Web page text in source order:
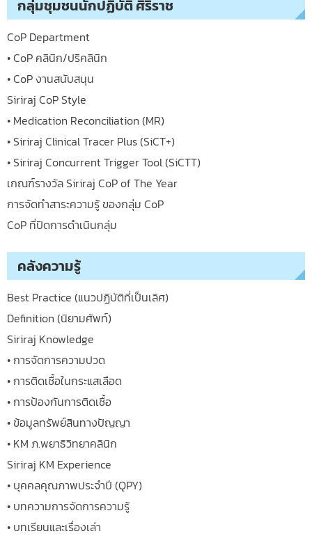
กลุ่มชุมชนนักปฏิบัติ ศิริราช
CoP Department
• CoP คลินิก/ปริคลินิก
• CoP งานสนับสนุน
Siriraj CoP Style
• Medication Reconciliation (MR)
• Siriraj Clinical Tracer Plus (SiCT+)
• Siriraj Concurrent Trigger Tool (SiCTT)
เกณฑ์รางวัล Siriraj CoP of The Year
การจัดทำสาระความรู้ ของกลุ่ม CoP
CoP ที่ปิดการดำเนินกลุ่ม
คลังความรู้
Best Practice (แนวปฏิบัติที่เป็นเลิศ)
Definition (นิยามศัพท์)
Siriraj Knowledge
• การจัดการความปวด
• การติดเชื้อในกระแสเลือด
• การป้องกันการติดเชื้อ
• ข้อมูลทรัพย์สินทางปัญญา
• KM ภ.พยาธิวิทยาคลินิก
Siriraj KM Experience
• บุคคลคุณภาพประจำปี (QPY)
• บทความการจัดการความรู้
• บทเรียนและเรื่องเล่า